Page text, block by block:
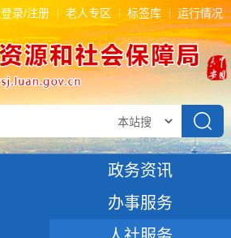
录/注册 老人专区 标签库 运行情况
政务资讯
办事服务